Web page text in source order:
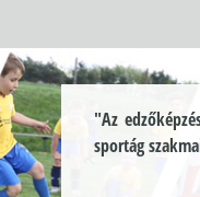
"Az
sportág